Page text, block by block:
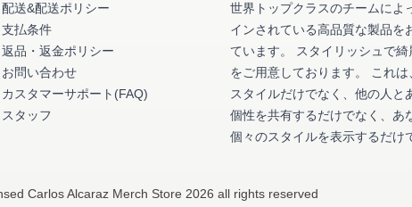
配送&配送ポリシー
支払条件
返品・返金ポリシー
お問い合わせ
カスタマーサポート(FAQ)
スタッフ
世界トップクラスのチームによ
インされている高品質な製品を
ています。 スタイリッシュで綺
をご用意しております。 これは
スタイルだけでなく、他の人と
個性を共有するだけでなく、あ
個々のスタイルを表示するだけ
Carlos Alcaraz Merch Store 2026 all rights reserved